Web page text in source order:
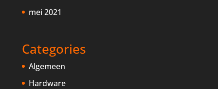
mei 2021
Categories
Algemeen
Hardware